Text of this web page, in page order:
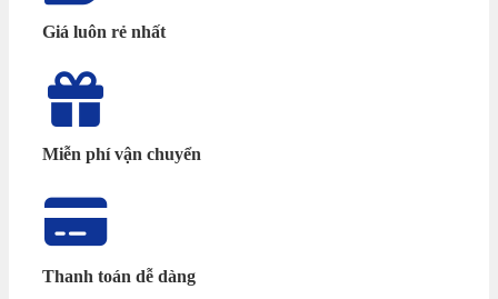
Giá luôn rẻ nhất
Miễn phí vận chuyển
Thanh toán dễ dàng